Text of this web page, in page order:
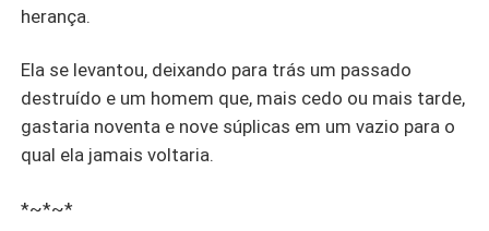
herança.
Ela se levantou, deixando para trás um passado
destruído e um homem que, mais cedo ou mais tarde,
gastaria noventa e nove súplicas em um vazio para o
qual ela jamais voltaria.
*~*~*